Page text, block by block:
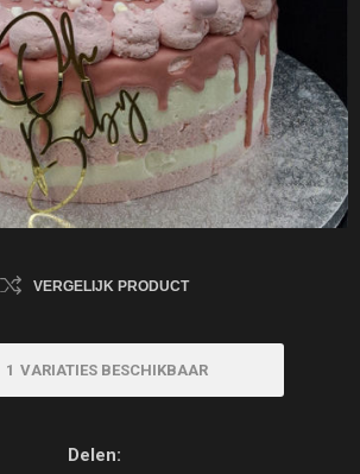
VERGELIJK PRODUCT
1 VARIATIES BESCHIKBAAR
Delen: